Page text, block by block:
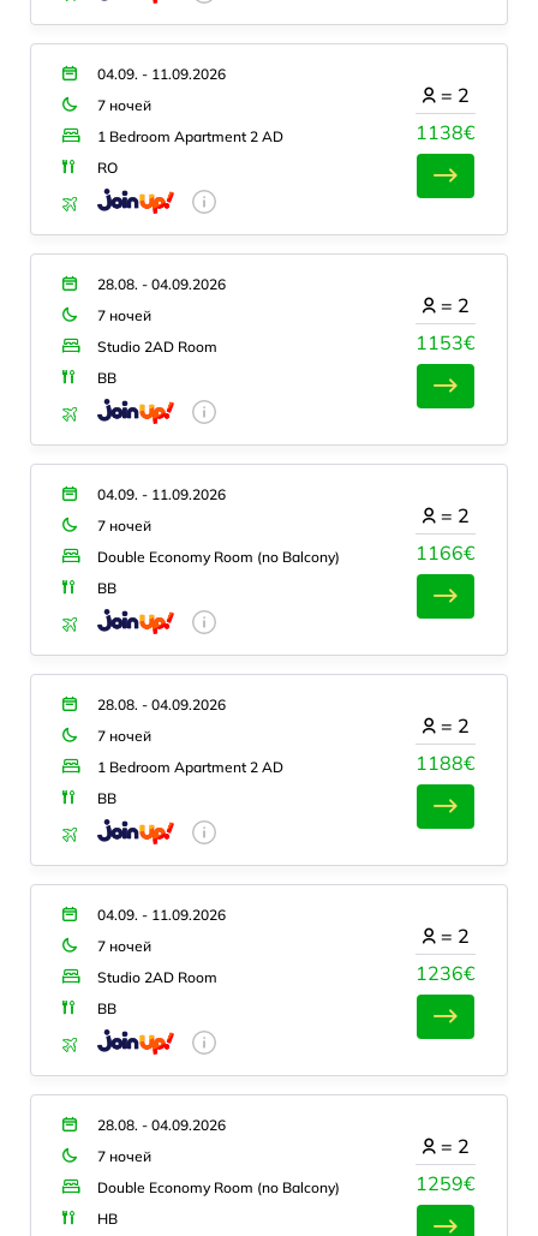
04.09. - 11.09.2026
7 ночей
1 Bedroom Apartment 2 AD
RO
1138€
= 2
28.08. - 04.09.2026
7 ночей
Studio 2AD Room
BB
1153€
= 2
04.09. - 11.09.2026
7 ночей
Double Economy Room (no Balcony)
BB
1166€
= 2
28.08. - 04.09.2026
7 ночей
1 Bedroom Apartment 2 AD
BB
1188€
= 2
04.09. - 11.09.2026
7 ночей
Studio 2AD Room
BB
1236€
= 2
28.08. - 04.09.2026
7 ночей
Double Economy Room (no Balcony)
HB
1259€
= 2